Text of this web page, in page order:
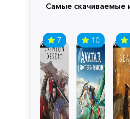
Самые скачиваемые
7 10